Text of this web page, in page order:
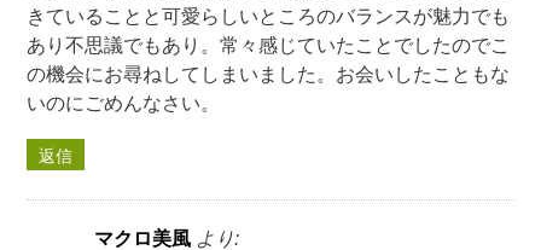
きていることと可愛らしいところのバランスが魅力でも
あり不思議でもあり。常々感じていたことでしたのでこ
の機会にお尋ねしてしまいました。お会いしたこともな
いのにごめんなさい。
返信
マクロ美風 より: